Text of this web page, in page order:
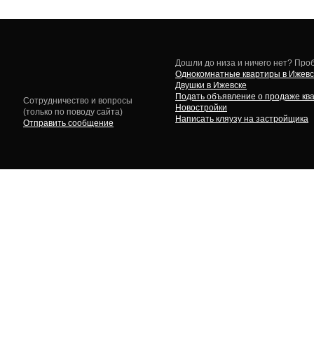
Сотрудничество и вопросы
(только по поводу сайта)
Отправить сообщение
Дошли до низа и ничего нет?
Однокомнатные квартиры в
Двушки в Ижевске
Подать объявление о продаже
Новостройки
Написать кляузу на застройщика